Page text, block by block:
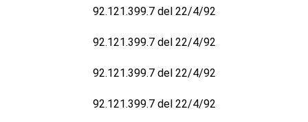
92.121.399.7 del 22/4/92
92.121.399.7 del 22/4/92
92.121.399.7 del 22/4/92
92.121.399.7 del 22/4/92